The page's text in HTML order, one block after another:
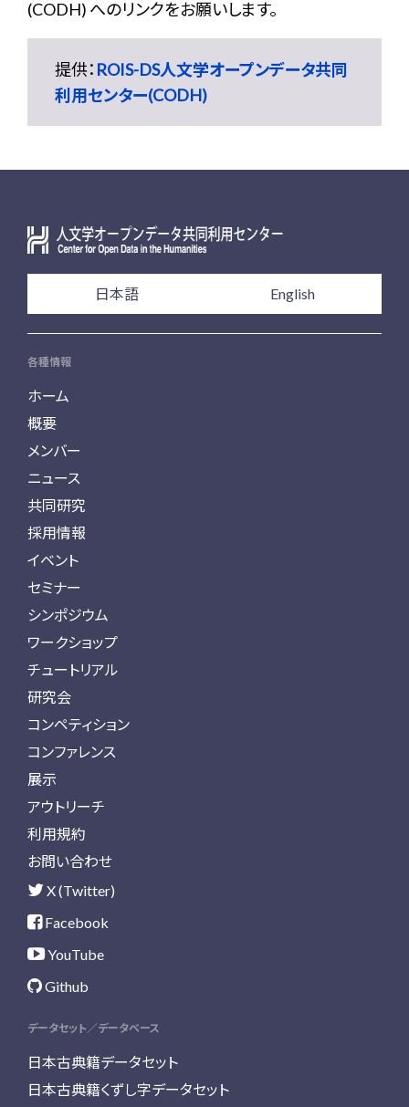
(CODH) へのリンクをお願いします。
提供： ROIS-DS人文学オープンデータ共同
利用センター(CODH)
日本語 English
各種情報
ホーム
概要
メンバー
ニュース
共同研究
採用情報
イベント
セミナー
シンポジウム
ワークショップ
チュートリアル
研究会
コンペティション
コンファレンス
展示
アウトリーチ
利用規約
お問い合わせ
X (Twitter)
Facebook
YouTube
Github
データセット／データベース
日本古典籍データセット
日本古典籍くずし字データセット